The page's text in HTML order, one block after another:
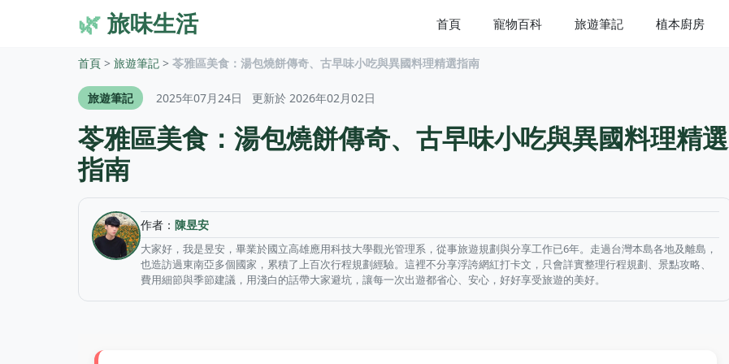
🌿旅味生活 首頁 寵物百科 旅遊筆記 植本廚房
首頁 > 旅遊筆記 > 苓雅區美食：湯包燒餅傳奇、古早味小吃與異國料理精選指南
旅遊筆記 2025年07月24日 更新於 2026年02月02日
苓雅區美食：湯包燒餅傳奇、古早味小吃與異國料理精選
指南
作者： 陳昱安
大家好，我是昱安，畢業於國立高雄應用科技大學觀光管理系，從事旅遊規劃與分享工作已6年。走過台灣本島各地及離島，
也造訪過東南亞多個國家，累積了上百次行程規劃經驗。這裡不分享浮誇網紅打卡文，只會詳實整理行程規劃、景點攻略、
費用細節與季節建議，用淺白的話帶大家避坑，讓每一次出遊都省心、安心，好好享受旅遊的美好。